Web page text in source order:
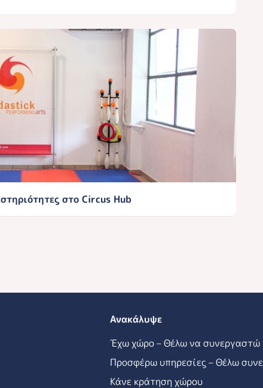
στο Circus Hub
Ανακάλυψε
Έχω χώρο – Θέλω να συνεργαστώ
Προσφέρω υπηρεσίες – Θέλω
Κάνε κράτηση χώρου